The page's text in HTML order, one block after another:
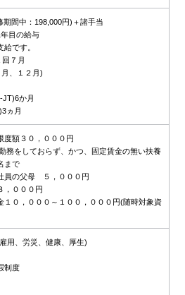
期間中：198,000円)＋諸手当
目の給与
です。
７月
、１２月)
JT)6か月
ヵ月
度額３０，０００円
をしておらず、かつ、固定賃金の無い扶養
まで
員の父母 ５，０００円
０００円
１０，０００～１００，０００円(随時対象資
用、労災、健康、厚生)
制度